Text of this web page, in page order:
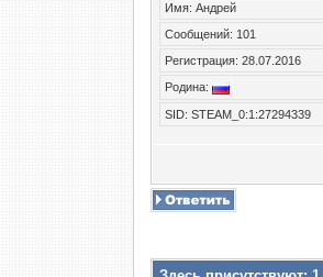
Имя: Андрей
Сообщений: 101
Регистрация: 28.07.2016
Родина:
SID: STEAM_0:1:27294339